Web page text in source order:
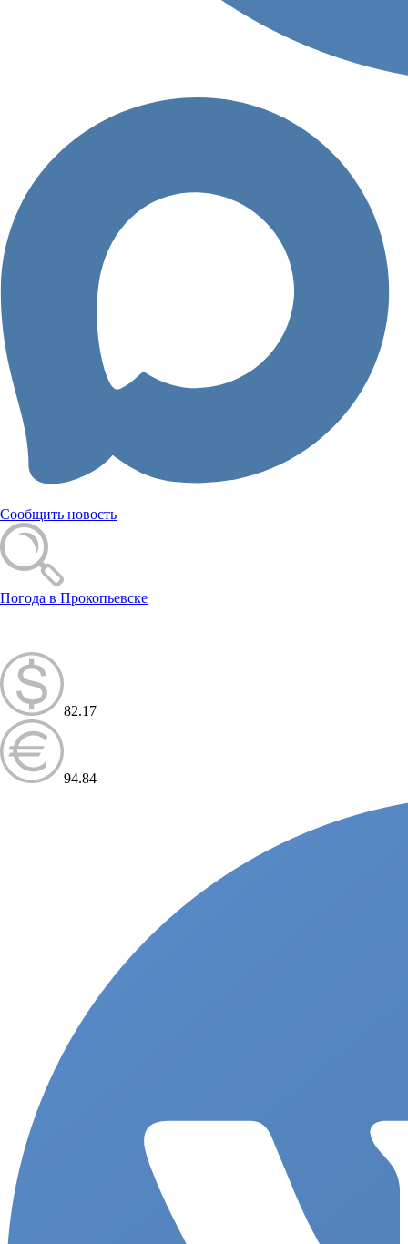
Сообщить новость
Погода в Прокопьевске
82.17
94.84